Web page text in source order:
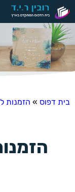
בית דפוס » הזמנות